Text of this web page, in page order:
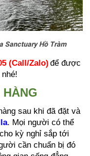
Sanctuary Hồ Tràm
(Call/Zalo) để được
sau khi đã đặt và
. Mọi người có thể
kỳ nghỉ sắp tới
cần chuẩn bị đó